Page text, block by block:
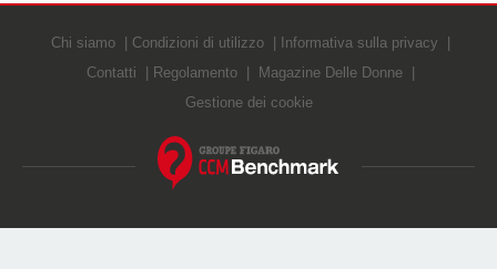
Chi siamo Condizioni di utilizzo
Informativa sulla privacy
Contatti
Regolamento
Magazine Delle Donne
Gestione dei cookie